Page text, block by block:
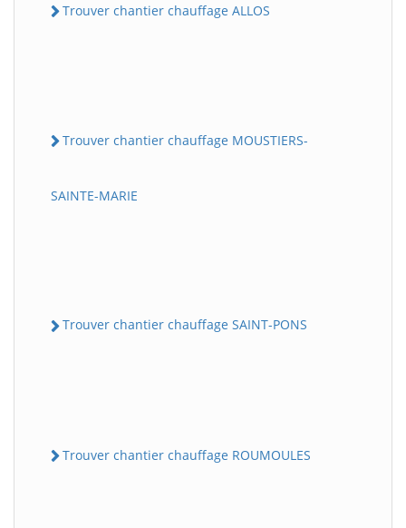
Trouver chantier chauffage ALLOS
Trouver chantier chauffage MOUSTIERS-
SAINTE-MARIE
Trouver chantier chauffage SAINT-PONS
Trouver chantier chauffage ROUMOULES